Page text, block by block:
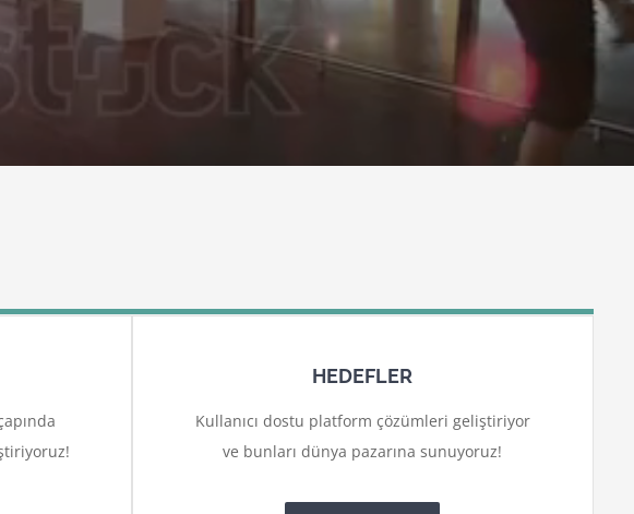
HEDEFLER
Kullanıcı dostu platform çözümleri geliştiriyor
ve bunları dünya pazarına sunuyoruz!